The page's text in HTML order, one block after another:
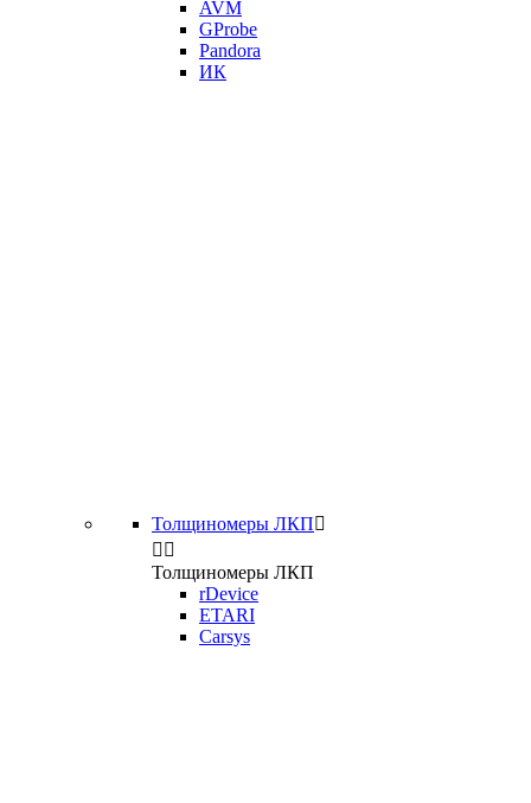
AVM
GProbe
Pandora
ИК
Толщиномеры ЛКП
 
Толщиномеры ЛКП
rDevice
ETARI
Carsys